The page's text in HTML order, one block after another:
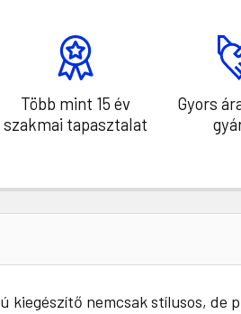
Több mint 15 év
szakmai tapasztalat
Gyors
kiegészítő nemcsak stílusos, de